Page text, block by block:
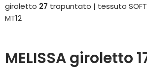
giroletto 27 trapuntato | tessuto
MT12
MELISSAgiroletto